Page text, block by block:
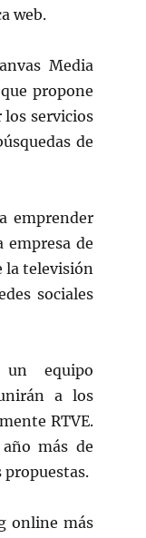
web.
Media
propone
los servicios
de
emprender
empresa de
la televisión
sociales
equipo
a los
RTVE.
más de
propuestas.
online más